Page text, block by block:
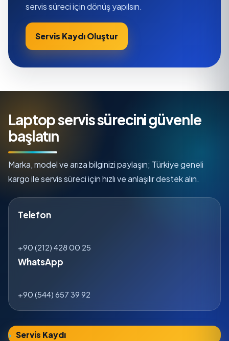
servis süreci için dönüş yapılsın.
Servis Kaydı Oluştur
Laptop servis sürecini güvenle
başlatın
Marka, model ve arıza bilginizi paylaşın; Türkiye geneli
kargo ile servis süreci için hızlı ve anlaşılır destek alın.
Telefon
+90 (212) 428 00 25
WhatsApp
+90 (544) 657 39 92
Servis Kaydı